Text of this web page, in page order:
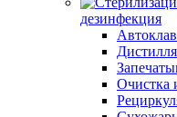
дезинфекция
Очистка